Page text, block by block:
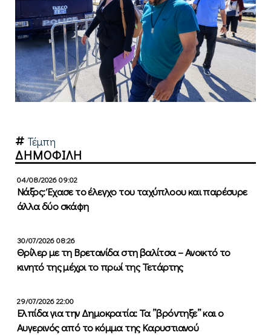
Τέμπη
ΔΗΜΟΦΙΛΗ
04/08/2026 09:02
Νάξος: Έχασε το έλεγχο του ταχύπλοου και παρέσυρε
άλλα δύο σκάφη
30/07/2026 08:26
Θρίλερ με τη Βρετανίδα στη βαλίτσα – Ανοικτό το
κινητό της μέχρι το πρωί της Τετάρτης
29/07/2026 22:00
Ελπίδα για την Δημοκρατία: Τα ”βρόντηξε” και ο
Αυγερινός από το κόμμα της Καρυστιανού